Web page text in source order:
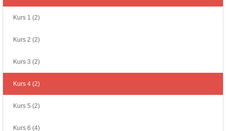
Kurs 1 (2)
Kurs 2 (2)
Kurs 3 (2)
Kurs 4 (2)
Kurs 5 (2)
Kurs 6 (4)